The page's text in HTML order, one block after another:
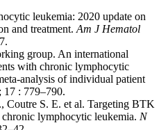
leukemia: 2020 update on
and treatment. Am J Hematol
group. An international
with chronic lymphocytic
analysis of individual patient
17 : 779–790.
Coutre S. E. et al. Targeting BTK
lymphocytic leukemia. N